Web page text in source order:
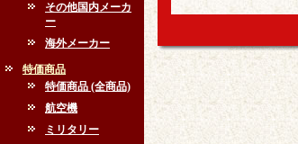
その他国内メーカ
ー
海外メーカー
特価商品
特価商品 (全商品)
航空機
ミリタリー